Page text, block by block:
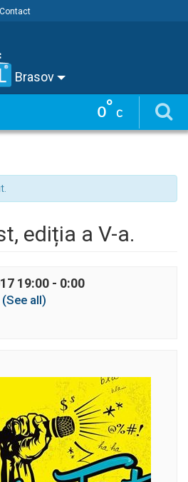
Contact
Brasov
0° C
ediția a V-a.
19:00 - 0:00
(See all)